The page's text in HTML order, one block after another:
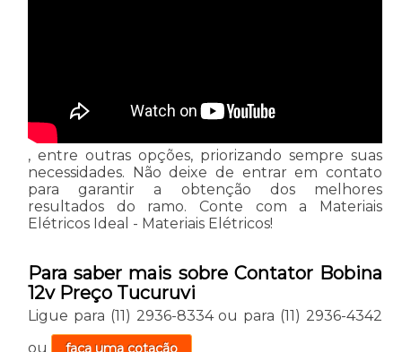
, entre outras opções, priorizando sempre suas
necessidades. Não deixe de entrar em contato
para garantir a obtenção dos melhores
resultados do ramo. Conte com a Materiais
Elétricos Ideal - Materiais Elétricos!
Para saber mais sobre Contator Bobina
12v Preço Tucuruvi
Ligue para (11) 2936-8334ou para (11) 2936-4342
ou
faça uma cotação